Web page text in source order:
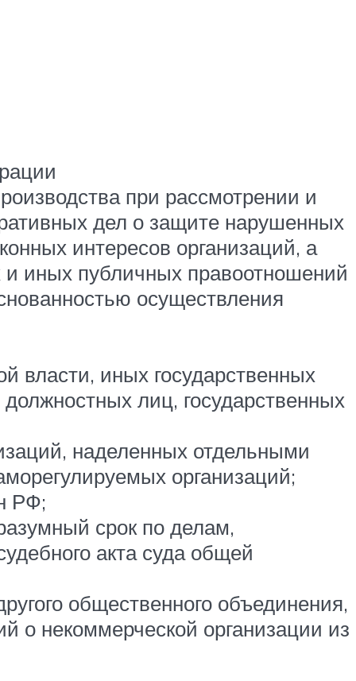
при рассмотрении и
дел о защите нарушенных
интересов организаций, а
иных публичных правоотношений
осуществления
власти, иных государственных
должностных лиц, государственных
наделенных отдельными
организаций;
РФ;
срок по делам,
акта суда общей
общественного объединения,
о некоммерческой организации из